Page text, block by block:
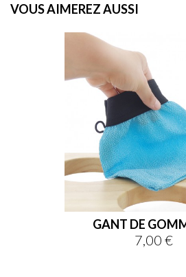
VOUS AIMEREZ AUSSI
GANT DE
Prix
7,00 €